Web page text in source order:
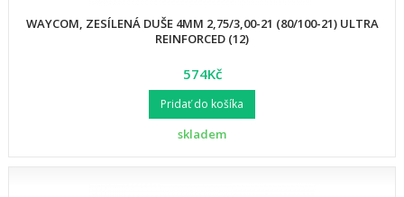
WAYCOM, ZESÍLENÁ DUŠE 4MM 2,75/3,00-21 (80/100-21) ULTRA
REINFORCED (12)
574Kč
Pridať do košíka
skladem